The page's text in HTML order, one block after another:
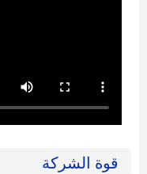
قوة الشركة